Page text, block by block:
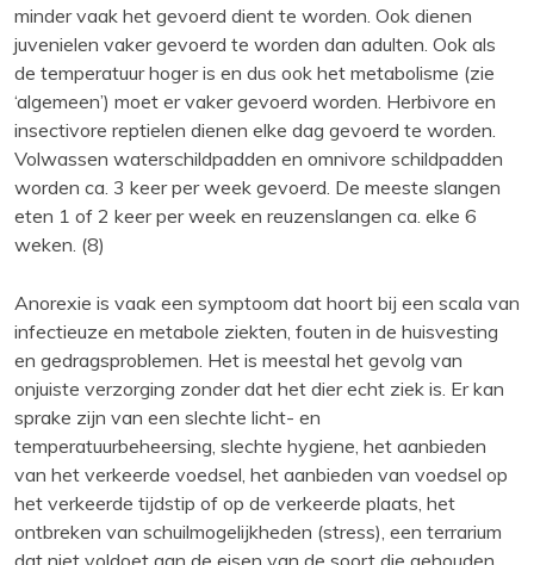
minder vaak het gevoerd dient te worden. Ook dienen
juvenielen vaker gevoerd te worden dan adulten. Ook als
de temperatuur hoger is en dus ook het metabolisme (zie
‘algemeen’) moet er vaker gevoerd worden. Herbivore en
insectivore reptielen dienen elke dag gevoerd te worden.
Volwassen waterschildpadden en omnivore schildpadden
worden ca. 3 keer per week gevoerd. De meeste slangen
eten 1 of 2 keer per week en reuzenslangen ca. elke 6
weken. (8)
Anorexie is vaak een symptoom dat hoort bij een scala van
infectieuze en metabole ziekten, fouten in de huisvesting
en gedragsproblemen. Het is meestal het gevolg van
onjuiste verzorging zonder dat het dier echt ziek is. Er kan
sprake zijn van een slechte licht- en
temperatuurbeheersing, slechte hygiene, het aanbieden
van het verkeerde voedsel, het aanbieden van voedsel op
het verkeerde tijdstip of op de verkeerde plaats, het
ontbreken van schuilmogelijkheden (stress), een terrarium
dat niet voldoet aan de eisen van de soort die gehouden